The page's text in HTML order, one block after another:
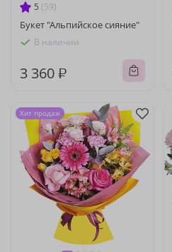
5 (59)
Букет "Альпийское сияние"
В наличии
3 360 ₽
Хит продаж